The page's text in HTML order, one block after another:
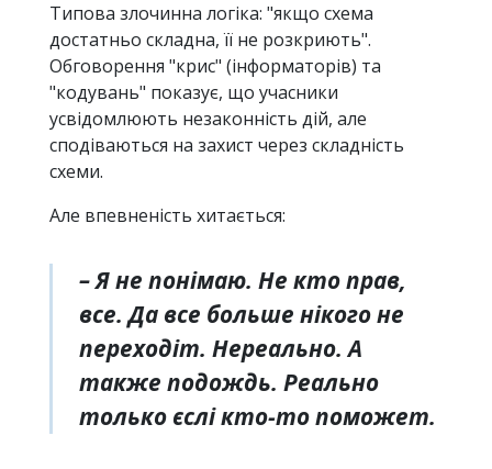
Типова злочинна логіка: "якщо схема
достатньо складна, її не розкриють".
Обговорення "крис" (інформаторів) та
"кодувань" показує, що учасники
усвідомлюють незаконність дій, але
сподіваються на захист через складність
схеми.
Але впевненість хитається:
– Я не понімаю. Не кто прав,
все. Да все больше нікого не
переходіт. Нереально. А
также подождь. Реально
только єслі кто-то поможет.